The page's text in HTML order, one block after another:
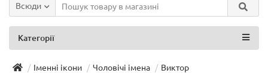
Всюди
Категорії
Іменні ікони Чоловічі імена Виктор